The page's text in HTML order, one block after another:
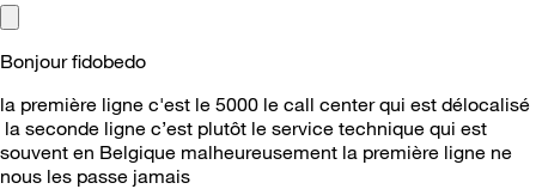
Bonjour fidobedo
la première ligne c'est le 5000 le call center qui est délocalisé
la seconde ligne c’est plutôt le service technique qui est
souvent en Belgique malheureusement la première ligne ne
nous les passe jamais